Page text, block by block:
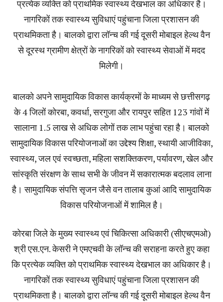
प्रत्येक व्यक्ति को प्राथमिक स्वास्थ्य देखभाल का अधिकार है।
नागरिकों तक स्वास्थ्य सुविधाएं पहुंचाना जिला प्रशासन की
प्राथमिकता है। बालको द्वारा लॉन्च की गई दूसरी मोबाइल हेल्थ वैन
से दूरस्थ ग्रामीण क्षेत्रों के नागरिकों को स्वास्थ्य सेवाओं में मदद
मिलेगी।
बालको अपने सामुदायिक विकास कार्यक्रमों के माध्यम से छत्तीसगढ़
के 4 जिलों कोरबा, कवर्धा, सरगुजा और रायपुर सहित 123 गांवों में
सालाना 1.5 लाख से अधिक लोगों तक लाभ पहुंचा रहा है। बालको
सामुदायिक विकास परियोजनाओं का उद्देश्य शिक्षा, स्थायी आजीविका,
स्वास्थ्य, जल एवं स्वच्छता, महिला सशक्तिकरण, पर्यावरण, खेल और
सांस्कृति संरक्षण के साथ सभी के जीवन में सकारात्मक बदलाव लाना
है। सामुदायिक संपत्ति सृजन जैसे वन तालाब कुआं आदि सामुदायिक
विकास परियोजनाओं में शामिल है।
कोरबा जिले के मुख्य स्वास्थ्य एवं चिकित्सा अधिकारी (सीएचएमओ)
श्री एस.एन. केसरी ने एमएचवी के लॉन्च की सराहना करते हुए कहा
कि प्रत्येक व्यक्ति को प्राथमिक स्वास्थ्य देखभाल का अधिकार है।
नागरिकों तक स्वास्थ्य सुविधाएं पहुंचाना जिला प्रशासन की
प्राथमिकता है। बालको द्वारा लॉन्च की गई दूसरी मोबाइल हेल्थ वैन